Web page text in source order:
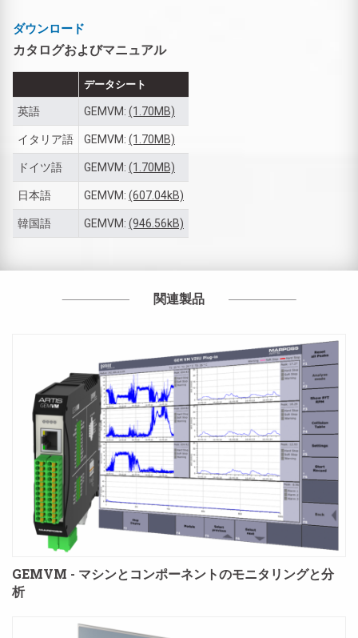
ダウンロード
カタログおよびマニュアル
データシート
英語 GEMVM: (1.70MB)
イタリア語 GEMVM: (1.70MB)
ドイツ語 GEMVM: (1.70MB)
日本語 GEMVM: (607.04kB)
韓国語 GEMVM: (946.56kB)
関連製品
GEMVM - マシンとコンポーネントのモニタリングと分
析